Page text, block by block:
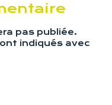
pas publiée.
indiqués avec